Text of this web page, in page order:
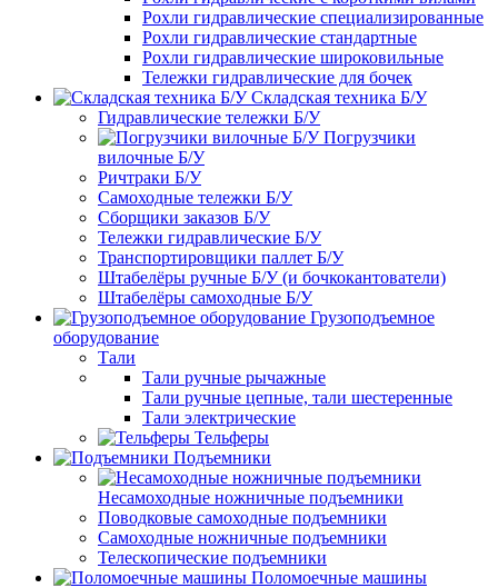
Рохли гидравлические специализированные
Рохли гидравлические стандартные
Рохли гидравлические широковильные
Тележки гидравлические для бочек
Складская техника Б/У
Гидравлические тележки Б/У
Погрузчики
вилочные Б/У
Ричтраки Б/У
Самоходные тележки Б/У
Сборщики заказов Б/У
Тележки гидравлические Б/У
Транспортировщики паллет Б/У
Штабелёры ручные Б/У (и бочкокантователи)
Штабелёры самоходные Б/У
Грузоподъемное
оборудование
Тали
Тали ручные рычажные
Тали ручные цепные, тали шестеренные
Тали электрические
Тельферы
Подъемники
Несамоходные ножничные подъемники
Поводковые самоходные подъемники
Самоходные ножничные подъемники
Телескопические подъемники
Поломоечные машины